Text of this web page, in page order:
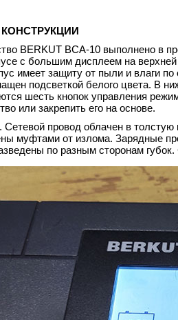
BERKUT BCA-10 выполнено в
с большим дисплеем на верхней
имеет защиту от пыли и влаги по
подсветкой белого цвета. В
шесть кнопок управления
или закрепить его на основе.
Сетевой провод облачен в
муфтами от излома. Зарядные
по разным сторонам